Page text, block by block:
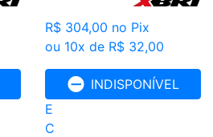
R$ 304,00 no Pix
ou 10x de R$ 32,00
INDISPONÍVEL
E
C